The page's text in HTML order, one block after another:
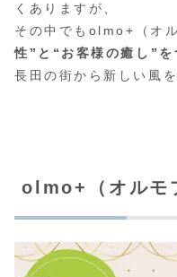
くありますが、
その中でもolmo+（オ
性”と“お客様の癒し”を
長田の街から新しい風
olmo+（オルモ